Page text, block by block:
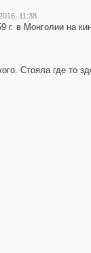
11:38
г. в Монголии на
Стояла где то